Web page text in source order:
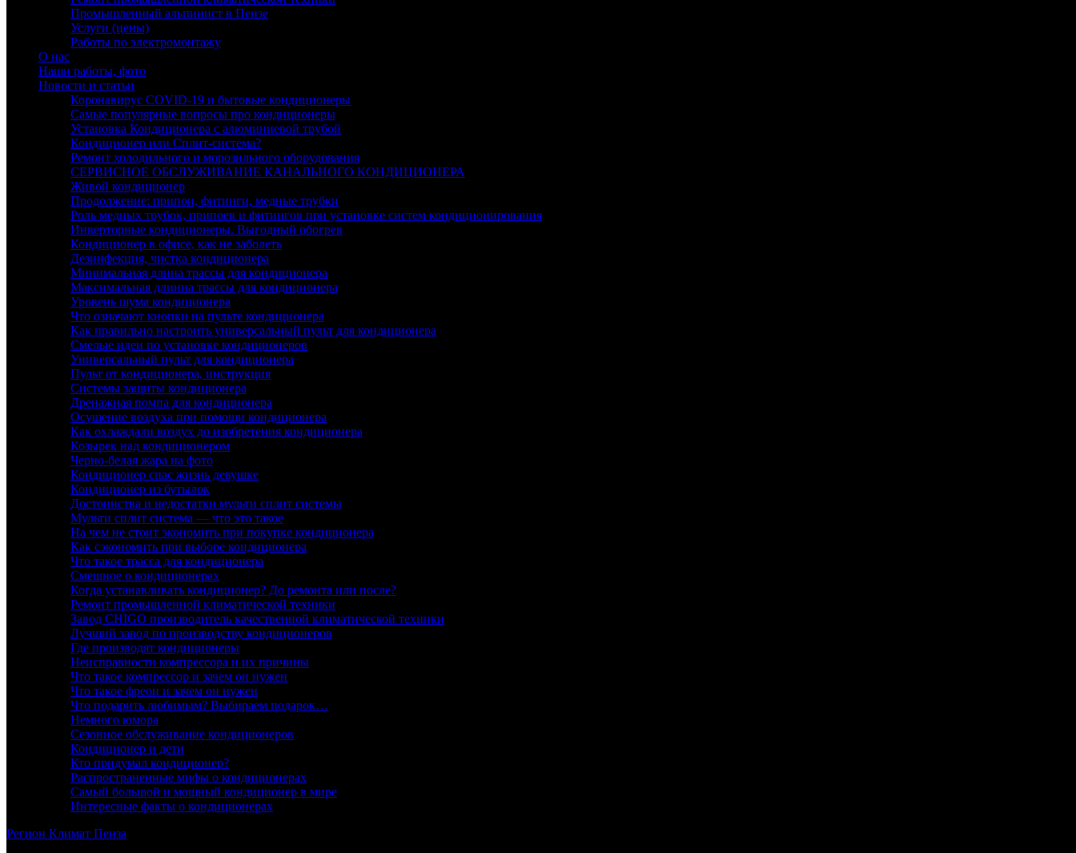
Промышленный альпинист в Пензе
Услуги (цены)
Работы по электромонтажу
О нас
Наши работы, фото
Новости и статьи
Коронавирус COVID-19 и бытовые кондиционеры
Самые популярные вопросы про кондиционеры
Установка Кондиционера с алюминиевой трубой
Кондиционер или Сплит-система?
Ремонт холодильного и морозильного оборудования
СЕРВИСНОЕ ОБСЛУЖИВАНИЕ КАНАЛЬНОГО КОНДИЦИОНЕРА
Живой кондиционер
Продолжение: припои, фитинги, медные трубки
Роль медных трубок, припоев и фитингов при установке систем кондиционирования
Инверторные кондиционеры. Выгодный обогрев
Кондиционер в офисе, как не заболеть
Дезинфекция, чистка кондиционера
Минимальная длина трассы для кондиционера
Максимальная длинна трассы для кондиционера
Уровень шума кондиционера
Что означают кнопки на пульте кондиционера
Как правильно настроить универсальный пульт для кондиционера
Смелые идеи по установке кондиционеров
Универсальный пульт для кондиционера
Пульт от кондиционера, инструкция
Системы защиты кондиционера
Дренажная помпа для кондиционера
Осушение воздуха при помощи кондиционера
Как охлаждали воздух до изобретения кондиционера
Козырек над кондиционером
Черно-белая жара на фото
Кондиционер спас жизнь девушке
Кондиционер из бутылок
Достоинства и недостатки мульти сплит системы
Мульти сплит система — что это такое
На чем не стоит экономить при покупке кондиционера
Как сэкономить при выборе кондиционера
Что такое трасса для кондиционера
Смешное о кондиционерах
Когда устанавливать кондиционер? До ремонта или после?
Ремонт промышленной климатической техники
Завод CHIGO производитель качественной климатической техники
Лучший завод по производству кондиционеров
Где производят кондиционеры
Неисправности компрессора и их причины
Что такое компрессор и зачем он нужен
Что такое фреон и зачем он нужен
Что подарить любимым? Выбираем подарок…
Немного юмора
Сезонное обслуживание кондиционеров
Кондиционер и дети
Кто придумал кондиционер?
Распространенные мифы о кондиционерах
Самый большой и мощный кондиционер в мире
Интересные факты о кондиционерах
Регион Климат Пенза